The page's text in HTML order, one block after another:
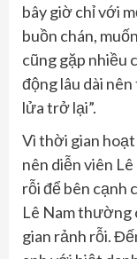
bây giờ chỉ với
buồn chán,
cũng gặp nhiều
động lâu dài
lửa trở lại”.
Vì thời gian
nên diễn viên
rỗi để bên cạnh
Lê Nam thường
gian rảnh rỗi.